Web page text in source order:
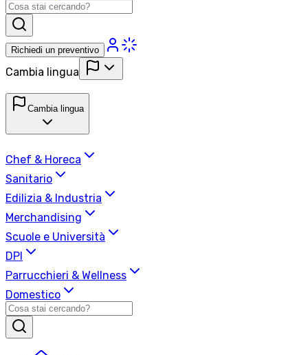
Richiedi un preventivo
Cambia lingua
Cambia lingua
Chef & Horeca
Sanitario
Edilizia & Industria
Merchandising
Scuole e Università
DPI
Parrucchieri & Wellness
Domestico